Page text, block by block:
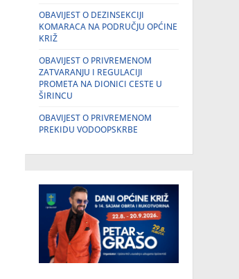
OBAVIJEST O DEZINSEKCIJI
KOMARACA NA PODRUČJU OPĆINE
KRIŽ
OBAVIJEST O PRIVREMENOM
ZATVARANJU I REGULACIJI
PROMETA NA DIONICI CESTE U
ŠIRINCU
OBAVIJEST O PRIVREMENOM
PREKIDU VODOOPSKRBE